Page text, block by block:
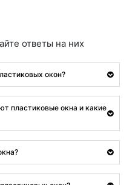
ответы на них
окон?
пластиковые окна и какие